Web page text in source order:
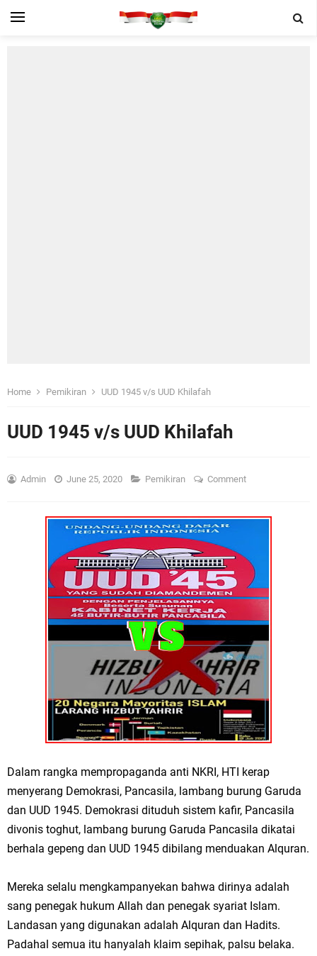
Home Pemikiran UUD 1945 v/s UUD Khilafah
UUD 1945 v/s UUD Khilafah
Admin June 25, 2020 Pemikiran Comment
Dalam rangka mempropaganda anti NKRI, HTI kerap
menyerang Demokrasi, Pancasila, lambang burung Garuda
dan UUD 1945. Demokrasi dituduh sistem kafir, Pancasila
divonis toghut, lambang burung Garuda Pancasila dikatai
berhala gepeng dan UUD 1945 dibilang menduakan Alquran.
Mereka selalu mengkampanyekan bahwa dirinya adalah
sang penegak hukum Allah dan penegak syariat Islam.
Landasan yang digunakan adalah Alquran dan Hadits.
Padahal semua itu hanyalah klaim sepihak, palsu belaka.